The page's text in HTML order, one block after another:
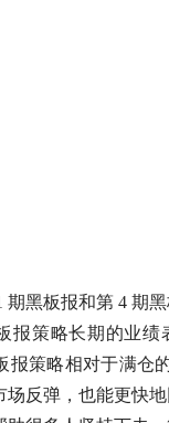
期黑板报和第 4 期
报策略长期的业绩
报策略相对于满仓
场反弹，也能更快